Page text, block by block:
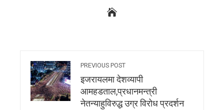
PREVIOUS POST
इजरायलमा देशव्यापी
आमहडताल,प्रधानमन्त्री
नेतन्याहुविरुद्ध उग्र विरोध प्रदर्शन